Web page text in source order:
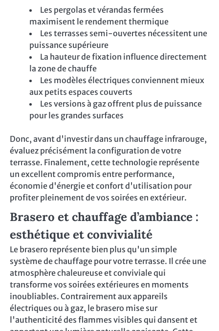
Les pergolas et vérandas fermées
maximisent le rendement thermique
Les terrasses semi-ouvertes nécessitent une
puissance supérieure
La hauteur de fixation influence directement
la zone de chauffe
Les modèles électriques conviennent mieux
aux petits espaces couverts
Les versions à gaz offrent plus de puissance
pour les grandes surfaces
Donc, avant d'investir dans un chauffage infrarouge,
évaluez précisément la configuration de votre
terrasse. Finalement, cette technologie représente
un excellent compromis entre performance,
économie d'énergie et confort d'utilisation pour
profiter pleinement de vos soirées en extérieur.
Brasero et chauffage d’ambiance :
esthétique et convivialité
Le brasero représente bien plus qu'un simple
système de chauffage pour votre terrasse. Il crée une
atmosphère chaleureuse et conviviale qui
transforme vos soirées extérieures en moments
inoubliables. Contrairement aux appareils
électriques ou à gaz, le brasero mise sur
l'authenticité des flammes visibles qui dansent et